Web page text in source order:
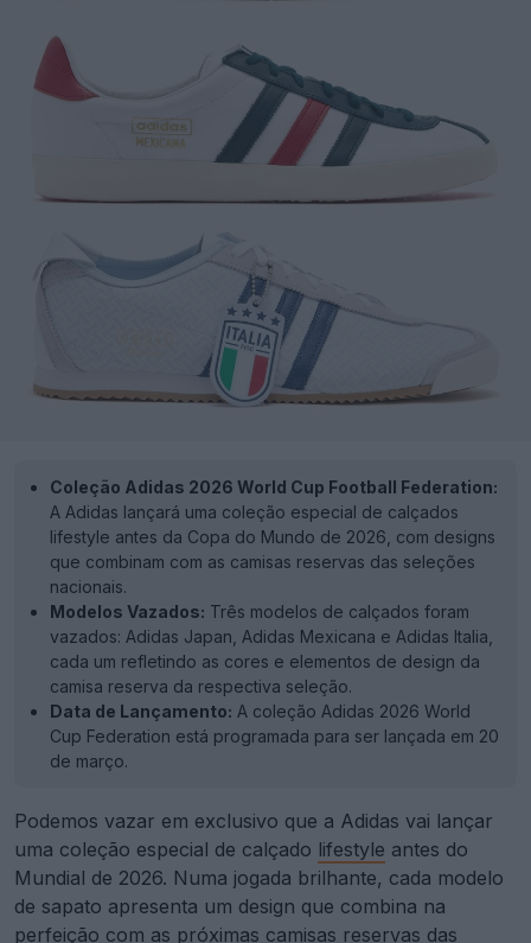
Coleção Adidas 2026 World Cup Football Federation:
A Adidas lançará uma coleção especial de calçados
lifestyle antes da Copa do Mundo de 2026, com designs
que combinam com as camisas reservas das seleções
nacionais.
Modelos Vazados: Três modelos de calçados foram
vazados: Adidas Japan, Adidas Mexicana e Adidas Italia,
cada um refletindo as cores e elementos de design da
camisa reserva da respectiva seleção.
Data de Lançamento: A coleção Adidas 2026 World
Cup Federation está programada para ser lançada em 20
de março.
Podemos vazar em exclusivo que a Adidas vai lançar
uma coleção especial de calçado lifestyle antes do
Mundial de 2026. Numa jogada brilhante, cada modelo
de sapato apresenta um design que combina na
perfeição com as próximas camisas reservas das